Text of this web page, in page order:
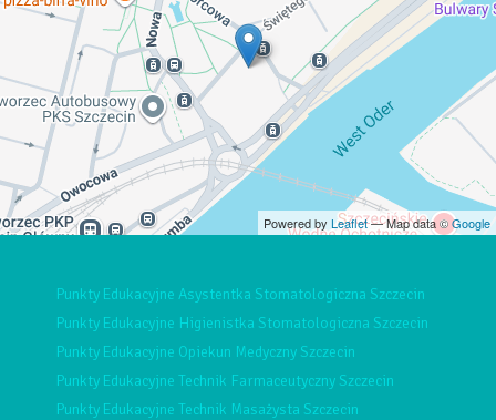
Powered by Leaflet— Map data ©Google
Punkty Edukacyjne Asystentka Stomatologiczna Szczecin
Punkty Edukacyjne Higienistka Stomatologiczna Szczecin
Punkty Edukacyjne Opiekun Medyczny Szczecin
Punkty Edukacyjne Technik Farmaceutyczny Szczecin
Punkty Edukacyjne Technik Masażysta Szczecin